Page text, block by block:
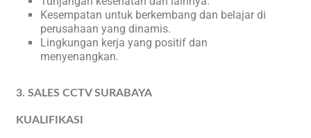
Kesempatan untuk berkembang dan belajar di
perusahaan yang dinamis.
Lingkungan kerja yang positif dan
menyenangkan.
3. SALES CCTV SURABAYA
KUALIFIKASI